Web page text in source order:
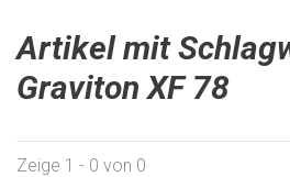
Artikel mit
Graviton XF 78
Zeige 1 - 0 von 0